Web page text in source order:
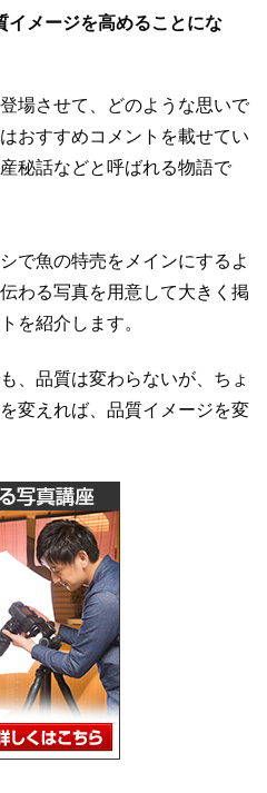
イメージを高めることにな
場させて、どのような思いで
おすすめコメントを載せてい
秘話などと呼ばれる物語で
で魚の特売をメインにするよ
わる写真を用意して大きく掲
を紹介します。
、品質は変わらないが、ちょ
変えれば、品質イメージを変